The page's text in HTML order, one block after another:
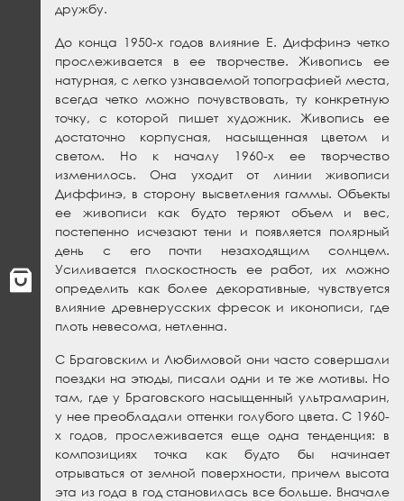
дружбу.
До конца 1950-х годов влияние Е. Диффинэ четко
прослеживается в ее творчестве. Живопись ее
натурная, с легко узнаваемой топографией места,
всегда четко можно почувствовать, ту конкретную
точку, с которой пишет художник. Живопись ее
достаточно корпусная, насыщенная цветом и
светом. Но к началу 1960-х ее творчество
изменилось. Она уходит от линии живописи
Диффинэ, в сторону высветления гаммы. Объекты
ее живописи как будто теряют объем и вес,
постепенно исчезают тени и появляется полярный
день с его почти незаходящим солнцем.
Усиливается плоскостность ее работ, их можно
определить как более декоративные, чувствуется
влияние древнерусских фресок и иконописи, где
плоть невесома, нетленна.
С Браговским и Любимовой они часто совершали
поездки на этюды, писали одни и те же мотивы. Но
там, где у Браговского насыщенный ультрамарин,
у нее преобладали оттенки голубого цвета. С 1960-
х годов, прослеживается еще одна тенденция: в
композициях точка как будто бы начинает
отрываться от земной поверхности, причем высота
эта из года в год становилась все больше. Вначале